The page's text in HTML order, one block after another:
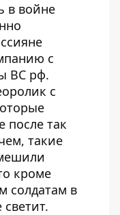
в войне
с
ВС рф.
с
после так
такие
кроме
солдатам в